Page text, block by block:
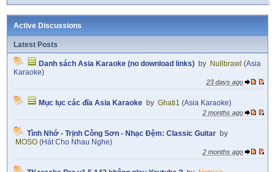
Active Discussions
Latest Posts
Danh sách Asia Karaoke (no download links) by Nullbrawl (Asia
Karaoke)
23 days ago
Mục lục các đĩa Asia Karaoke by Ghati1 (Asia Karaoke)
2 months ago
Tình Nhớ - Trịnh Công Sơn - Nhạc Đệm: Classic Guitar by
MOSO (Hát Cho Nhau Nghe)
2 months ago